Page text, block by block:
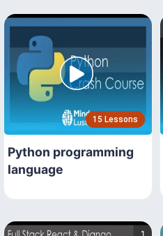
15 Lessons
Python programming
language